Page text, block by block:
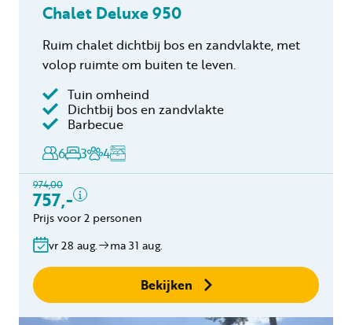
Chalet Deluxe 950
Ruim chalet dichtbij bos en zandvlakte, met
volop ruimte om buiten te leven.
Tuin omheind
Dichtbij bos en zandvlakte
Barbecue
6
3 4
974,00
757,-
Inclusief
Toeristenbelasting
binnen 24 uur
Geen boekingskosten
Prijs voor 2 personen
vr 28 aug. ma 31 aug.
Bekijken